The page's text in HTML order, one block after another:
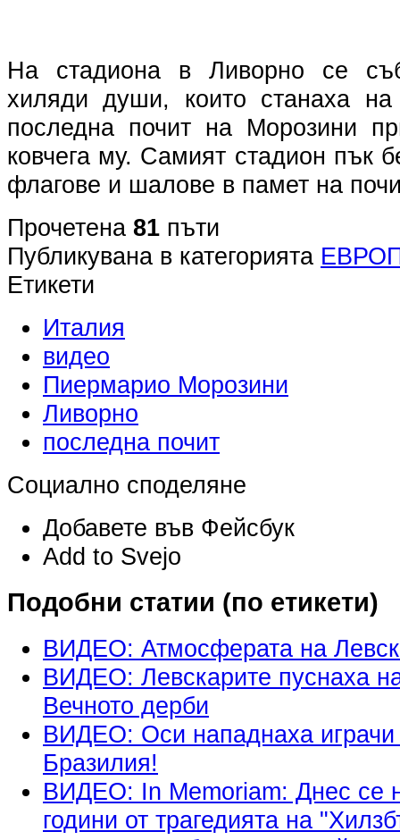
На стадиона в Ливорно се
хиляди души, които станаха
последна почит на Морозини
ковчега му. Самият стадион пък
флагове и шалове в памет на
Прочетена 81 пъти
Публикувана в категорията
Етикети
Италия
видео
Пиермарио Морозини
Ливорно
последна почит
Социално споделяне
Добавете във Фейсбук
Add to Svejo
Подобни статии (по етикети)
ВИДЕО: Атмосферата на
ВИДЕО: Левскарите пуснаха
Вечното дерби
ВИДЕО: Оси нападнаха
Бразилия!
ВИДЕО: In Memoriam: Днес се
години от трагедията на